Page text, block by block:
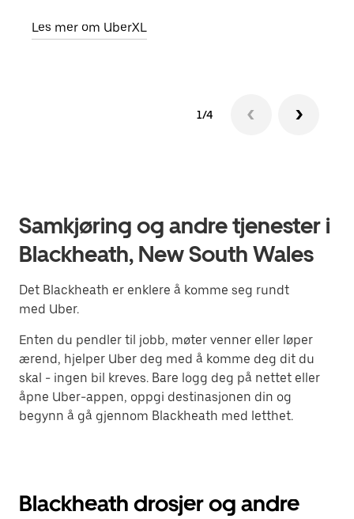
Les mer om UberXL
1/4
Samkjøring og andre tjenester i
Blackheath, New South Wales
Det Blackheath er enklere å komme seg rundt
med Uber.
Enten du pendler til jobb, møter venner eller løper
ærend, hjelper Uber deg med å komme deg dit du
skal - ingen bil kreves. Bare logg deg på nettet eller
åpne Uber-appen, oppgi destinasjonen din og
begynn å gå gjennom Blackheath med letthet.
Blackheath drosjer og andre